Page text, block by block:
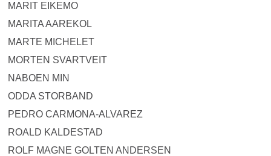
MARIT EIKEMO
MARITA AAREKOL
MARTE MICHELET
MORTEN SVARTVEIT
NABOEN MIN
ODDA STORBAND
PEDRO CARMONA-ALVAREZ
ROALD KALDESTAD
ROLF MAGNE GOLTEN ANDERSEN